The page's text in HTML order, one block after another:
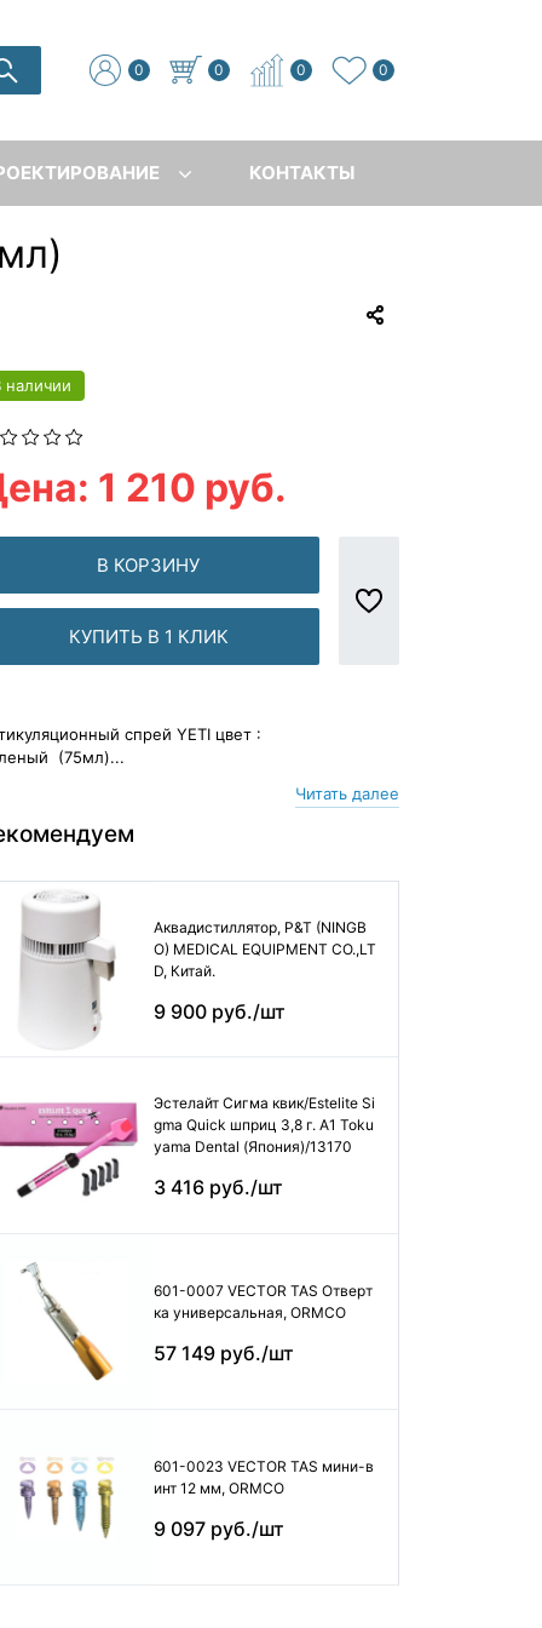
0 0 0 0
КОНТАКТЫ
наличии
1 210 руб.
В КОРЗИНУ
КУПИТЬ В 1 КЛИК
спрей YETI цвет :
(75мл)...
Читать далее
Аквадистиллятор, P&T (NINGB
O) MEDICAL EQUIPMENT CO.,LT
D, Китай.
9 900 руб./шт
Эстелайт Сигма квик/Estelite Si
gma Quick шприц 3,8 г. А1 Toku
yama Dental (Япония)/13170
3 416 руб./шт
601-0007 VECTOR TAS Отверт
ка универсальная, ORMCO
57 149 руб./шт
601-0023 VECTOR TAS мини-в
инт 12 мм, ORMCO
9 097 руб./шт